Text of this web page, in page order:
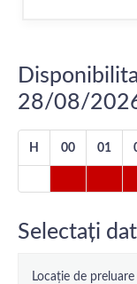
28/08/
H 00 01
Selectați
Locație de preluare